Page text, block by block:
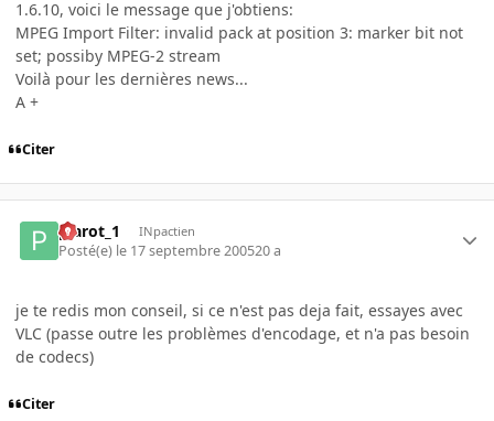
1.6.10, voici le message que j'obtiens:
MPEG Import Filter: invalid pack at position 3: marker bit not
set; possiby MPEG-2 stream
Voilà pour les dernières news...
A +
Citer
plarot_1 INpactien
Posté(e) le 17 septembre 200520 a
je te redis mon conseil, si ce n'est pas deja fait, essayes avec
VLC (passe outre les problèmes d'encodage, et n'a pas besoin
de codecs)
Citer